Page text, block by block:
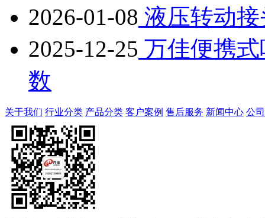
2026-01-08 液压转动
2025-12-25 万佳便携
数
关于我们 行业分类 产品分类 客户案例 售后服务 新闻中心 公